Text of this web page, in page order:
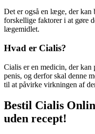
Det er også en læge, der kan
forskellige faktorer i at gøre
lægemidlet.
Hvad er Cialis?
Cialis er en medicin, der
penis, og derfor skal denne
til at påvirke virkningen af
Bestil Cialis
uden recept!